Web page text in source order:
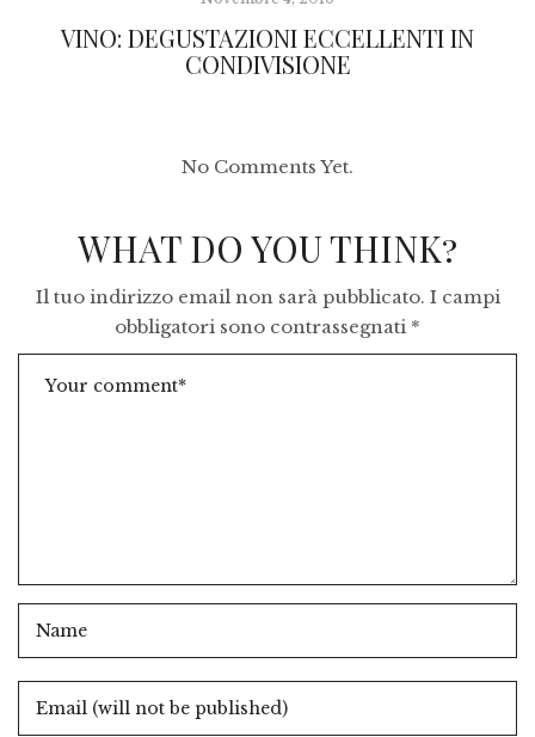
VINO: DEGUSTAZIONI ECCELLENTI IN
CONDIVISIONE
No Comments Yet.
WHAT DO YOU THINK?
Il tuo indirizzo email non sarà pubblicato. I campi
obbligatori sono contrassegnati *